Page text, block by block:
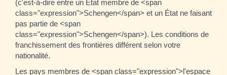
(c'est-à-dire entre un État membre de <span
class="expression">Schengen</span> et un État ne faisant
pas partie de <span
class="expression">Schengen</span>). Les conditions de
franchissement des frontières différent selon votre
nationalité.
Les pays membres de <span class="expression">l'espace